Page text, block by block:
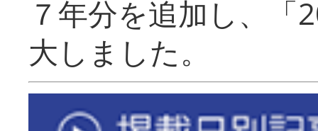
７年分を追加し、「
大しまし